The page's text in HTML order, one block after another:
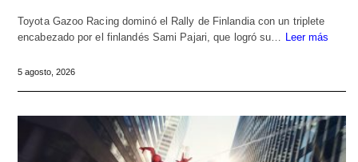
Toyota Gazoo Racing dominó el Rally de Finlandia con un triplete
encabezado por el finlandés Sami Pajari, que logró su… Leer más
5 agosto, 2026